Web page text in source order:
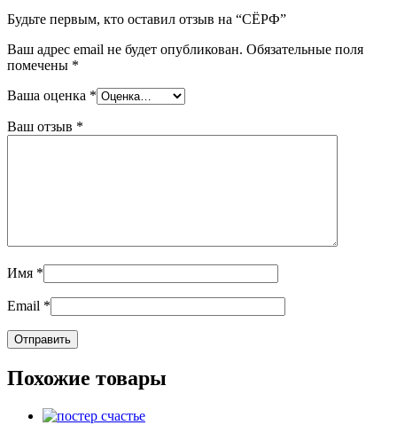
Будьте первым, кто оставил отзыв на “СЁРФ”
Ваш адрес email не будет опубликован. Обязательные поля
помечены *
Ваша оценка *
Ваш отзыв *
Имя *
Email *
Похожие товары